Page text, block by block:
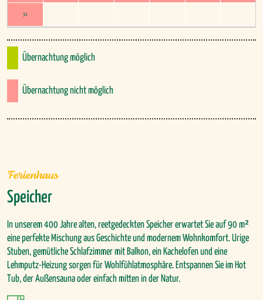
31
Übernachtung möglich
Übernachtung nicht möglich
Ferienhaus
Speicher
In unserem 400 Jahre alten, reetgedeckten Speicher erwartet Sie auf 90 m²
eine perfekte Mischung aus Geschichte und modernem Wohnkomfort. Urige
Stuben, gemütliche Schlafzimmer mit Balkon, ein Kachelofen und eine
Lehmputz-Heizung sorgen für Wohlfühlatmosphäre. Entspannen Sie im Hot
Tub, der Außensauna oder einfach mitten in der Natur.